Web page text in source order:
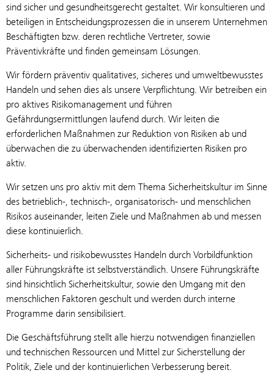
sind sicher und gesundheitsgerecht gestaltet. Wir konsultieren und
beteiligen in Entscheidungsprozessen die in unserem Unternehmen
Beschäftigten bzw. deren rechtliche Vertreter, sowie
Präventivkräfte und finden gemeinsam Lösungen.
Wir fördern präventiv qualitatives, sicheres und umweltbewusstes
Handeln und sehen dies als unsere Verpflichtung. Wir betreiben ein
pro aktives Risikomanagement und führen
Gefährdungsermittlungen laufend durch. Wir leiten die
erforderlichen Maßnahmen zur Reduktion von Risiken ab und
überwachen die zu überwachenden identifizierten Risiken pro
aktiv.
Wir setzen uns pro aktiv mit dem Thema Sicherheitskultur im Sinne
des betrieblich-, technisch-, organisatorisch- und menschlichen
Risikos auseinander, leiten Ziele und Maßnahmen ab und messen
diese kontinuierlich.
Sicherheits- und risikobewusstes Handeln durch Vorbildfunktion
aller Führungskräfte ist selbstverständlich. Unsere Führungskräfte
sind hinsichtlich Sicherheitskultur, sowie den Umgang mit den
menschlichen Faktoren geschult und werden durch interne
Programme darin sensibilisiert.
Die Geschäftsführung stellt alle hierzu notwendigen finanziellen
und technischen Ressourcen und Mittel zur Sicherstellung der
Politik, Ziele und der kontinuierlichen Verbesserung bereit.